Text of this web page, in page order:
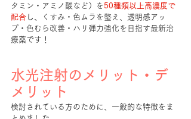
タミン・アミノ酸など）を50種類以上高濃度で
配合 し、
くすみ・色ムラを整え、透明感アッ
プ・色むら改善・ハリ弾力強化を目指す最新治
療薬です！
水光注射のメリット・デ
メリット
検討されている方のために、一般的な特徴をま